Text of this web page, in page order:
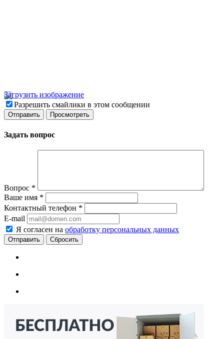
Загрузить изображение
Разрешить смайлики в этом сообщении
Задать вопрос
Вопрос *
Ваше имя *
Контактный телефон *
E-mail
Я согласен на обработку персональных данных
Сбросить